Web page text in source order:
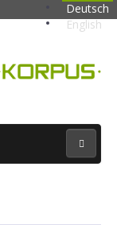
Deutsch
English